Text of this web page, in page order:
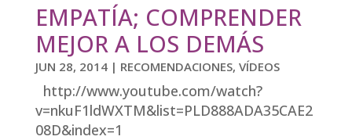
EMPATÍA; COMPRENDER
MEJOR A LOS DEMÁS
JUN 28, 2014| RECOMENDACIONES, VÍDEOS
http://www.youtube.com/watch?
v=nkuF1ldWXTM&list=PLD888ADA35CAE2
08D&index=1